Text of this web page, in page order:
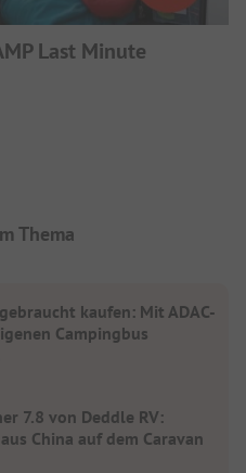
Last Minute
Thema
kaufen: Mit ADAC-
Campingbus
7.8 von Deddle RV:
China auf dem Caravan